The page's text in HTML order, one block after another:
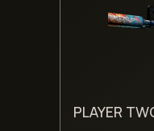
PLAYER